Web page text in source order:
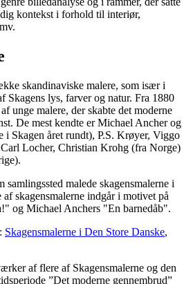
kontekst i forhold til interiør,
skandinaviske malere, som især i
Skagens lys, farver og natur. Fra 1880
unge malere, der skabte det moderne
De mest kendte er Michael Ancher og
i Skagen året rundt), P.S. Krøyer, Viggo
Locher, Christian Krohg (fra Norge)
malede skagensmalerne i
skagensmalerne indgår i motivet på
og Michael Anchers "En barnedåb".
Skagensmalerne i Den Store Danske,
af flere af Skagensmalerne og den
”Det moderne gennembrud”